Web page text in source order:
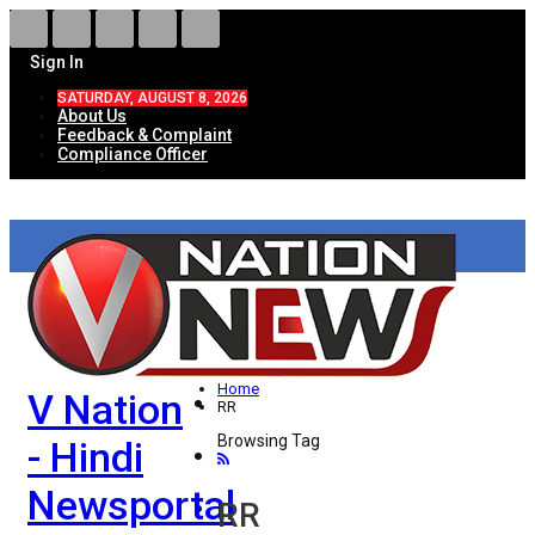
Sign In
SATURDAY, AUGUST 8, 2026
About Us
Feedback & Complaint
Compliance Officer
V Nation
- Hindi
Newsportal
HOME
ताज़ा खबरें
देश
विदेश
राज्य
उत्तर प्रदेश
Home
RR
Browsing Tag
RR